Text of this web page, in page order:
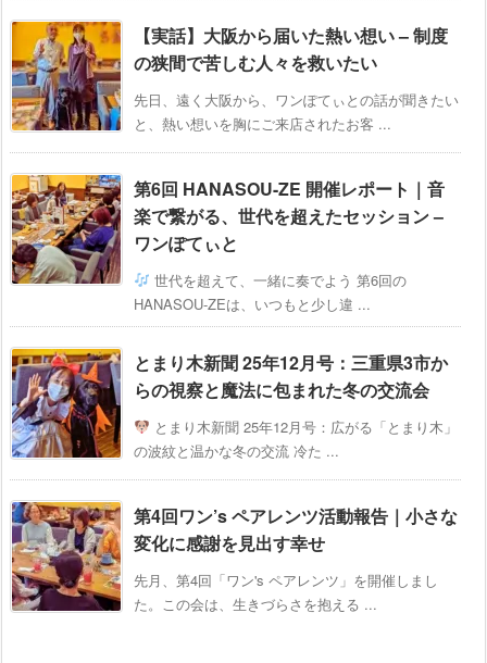
【実話】大阪から届いた熱い想い – 制度
の狭間で苦しむ人々を救いたい
先日、遠く大阪から、ワンぽてぃとの話が聞きたい
と、熱い想いを胸にご来店されたお客 ...
第6回 HANASOU-ZE 開催レポート｜音
楽で繋がる、世代を超えたセッション –
ワンぽてぃと
世代を超えて、一緒に奏でよう 第6回の
HANASOU-ZEは、いつもと少し違 ...
とまり木新聞 25年12月号：三重県3市か
らの視察と魔法に包まれた冬の交流会
とまり木新聞 25年12月号：広がる「とまり木」
の波紋と温かな冬の交流 冷た ...
第4回ワン’s ペアレンツ活動報告｜小さな
変化に感謝を見出す幸せ
先月、第4回「ワン's ペアレンツ」を開催しまし
た。この会は、生きづらさを抱える ...